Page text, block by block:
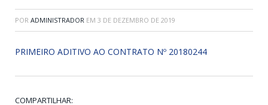
POR ADMINISTRADOR EM 3 DE DEZEMBRO DE 2019
PRIMEIRO ADITIVO AO CONTRATO Nº 20180244
COMPARTILHAR: